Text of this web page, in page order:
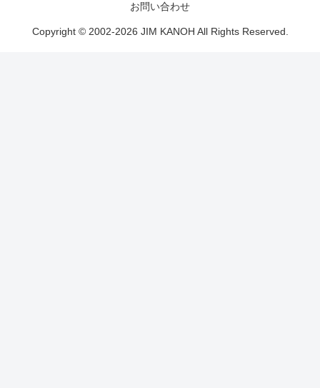
お問い合わせ
Copyright © 2002-2026 JIM KANOH All Rights Reserved.